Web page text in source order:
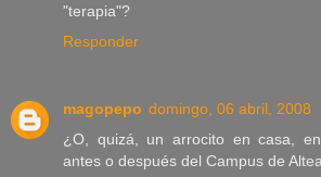
"terapia"?
Responder
magopepo domingo, 06 abril, 2008
¿O, quizá, un arrocito en casa,
antes o después del Campus de